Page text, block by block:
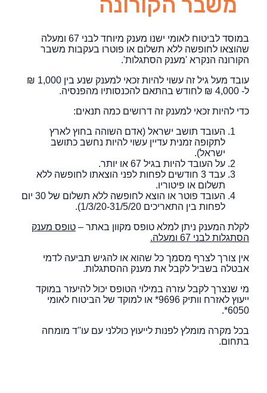
במוסד לביטוח לאומי ישנו מענק מיוחד לבני 67 ומעלה
שהוצאו לחופשה ללא תשלום או פוטרו בעקבות משבר
הקורונה הנקרא 'מענק הסתגלות'.
עובד מעל גיל זה עשוי להיות זכאי למענק שנע בין 1,000 ₪
ל- 4,000 ₪ לחודש בהתאם להכנסותיו מהפנסיה.
כדי להיות זכאי למענק זה דרושים כמה תנאים:
העובד תושב ישראל (אדם השוהה בחוץ לארץ
לתקופה זמנית עדיין עשוי להיות נחשב כתושב
ישראל).
על העובד להיות בגיל 67 או יותר.
עבד 3 חודשים לפחות לפני הוצאתו לחופשה ללא
תשלום או פיטוריו.
העובד פוטר או הוצא לחופשה ללא תשלום של 30 יום
לפחות בין התאריכים 1/3/20-31/5/20).
לקלת המענק ניתן למלא טופס מקוון באתר – טופס מענק
הסתגלות לבני 67 ומעלה.
אין צורך לצרף מסמך כל שהוא או להגיש תביעה לדמי
אבטלה בשביל לקבל את מענק ההסתגלות.
מי שנצרך לקבל עזרה במילוי הטופס יכול להיעזר במוקד
ייעוץ לאזרח וותיק 9696* או למוקד של הביטוח לאומי
6050*.
בכל מקרה מומלץ לפנות לייעוץ כוללני עם עו''ד מומחה
בתחום.